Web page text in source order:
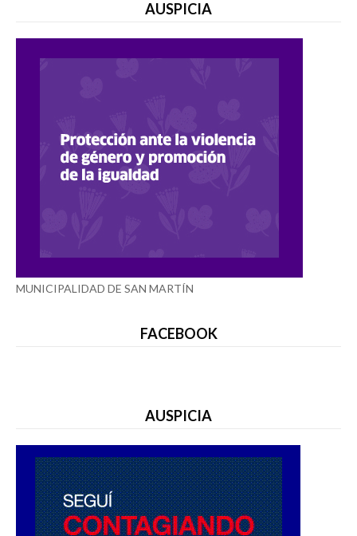
AUSPICIA
MUNICIPALIDAD DE SAN MARTÍN
FACEBOOK
AUSPICIA